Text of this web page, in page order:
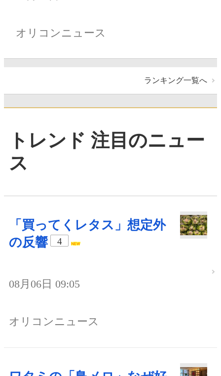
オリコンニュース
ランキング一覧へ
トレンド 注目のニュー
ス
「買ってくレタス」想定外
の反響
4
08月06日 09:05
オリコンニュース